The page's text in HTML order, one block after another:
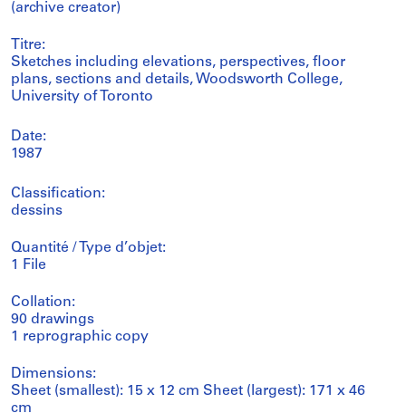
(archive creator)
Titre:
Sketches including elevations, perspectives, floor
plans, sections and details, Woodsworth College,
University of Toronto
Date:
1987
Classification:
dessins
Quantité / Type d’objet:
1 File
Collation:
90 drawings
1 reprographic copy
Dimensions:
Sheet (smallest): 15 x 12 cm Sheet (largest): 171 x 46
cm